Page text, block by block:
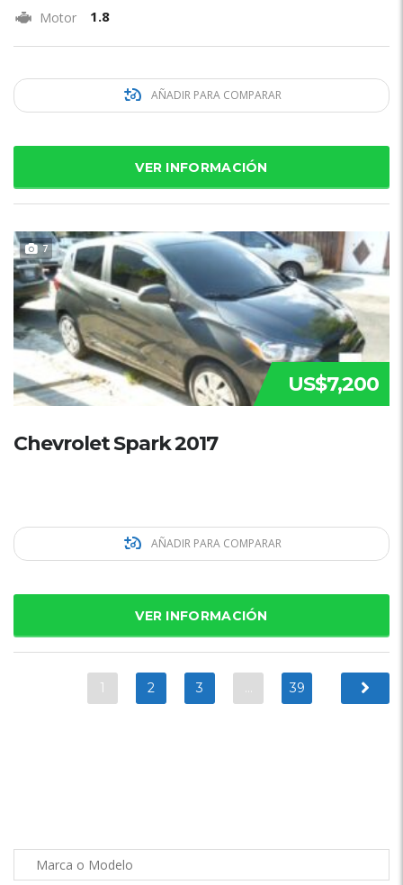
Motor 1.8
AÑADIR PARA COMPARAR
VER INFORMACIÓN
7
US$7,200
Chevrolet Spark 2017
AÑADIR PARA COMPARAR
VER INFORMACIÓN
1 2 3 … 39